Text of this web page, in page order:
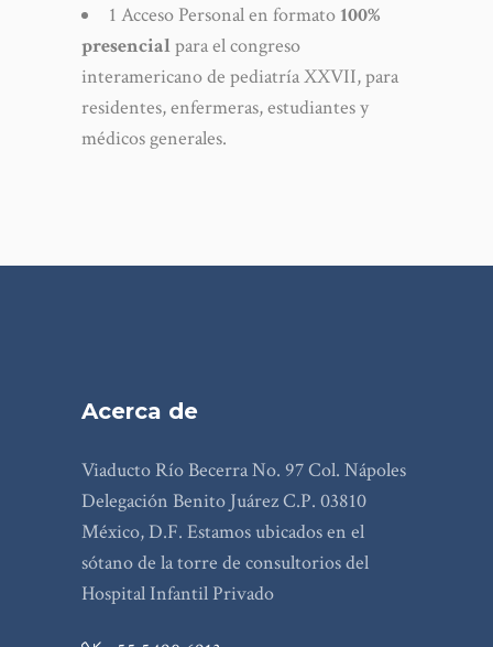
1 Acceso Personal en formato 100%
presencialpara el congreso
interamericano de pediatría XXVII, para
residentes, enfermeras, estudiantes y
médicos generales.
Acerca de
Viaducto Río Becerra No. 97 Col. Nápoles
Delegación Benito Juárez C.P. 03810
México, D.F. Estamos ubicados en el
sótano de la torre de consultorios del
Hospital Infantil Privado